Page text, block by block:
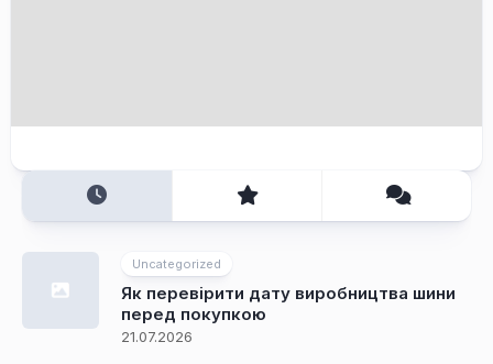
Uncategorized
Як перевірити дату виробництва шини
перед покупкою
21.07.2026